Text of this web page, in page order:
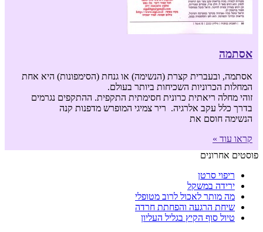
אסתמה
אסתמה, ובעברית קצרת (הנשימה) או גנחת (הסימפונות) היא אחת
המחלות הכרוניות השכיחות ביותר בעולם.
זוהי מחלה ריאתית כרונית חסימתית התקפית. ההתקפים נגרמים
בדרך כלל עקב אלרגיה. ריר צמיגי המופרש מדפנות קנה
הנשימה חוסם את
קראו עוד »
פוסטים אחרונים
ריפוי סרטן
ירידה במשקל
מה מותר לאכול לרוב מטופלי
שיחת הרגעה והפחתת חרדה
טיול סוף הקיץ בגליל העליון